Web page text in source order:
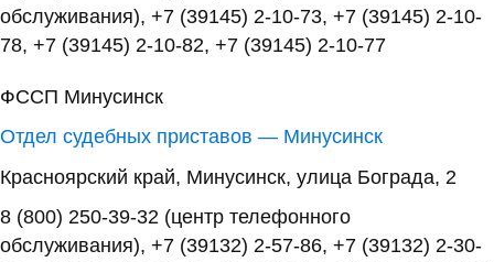
обслуживания), +7 (39145) 2-10-73, +7 (39145) 2-10-
78, +7 (39145) 2-10-82, +7 (39145) 2-10-77
ФССП Минусинск
Отдел судебных приставов — Минусинск
Красноярский край, Минусинск, улица Бограда, 2
8 (800) 250-39-32 (центр телефонного
обслуживания), +7 (39132) 2-57-86, +7 (39132) 2-30-